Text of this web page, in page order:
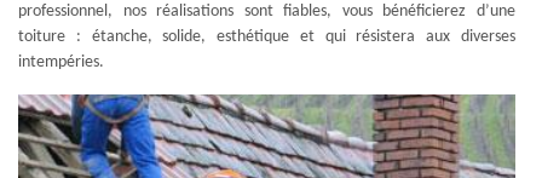
professionnel, nos réalisations sont fiables, vous bénéficierez d’une
toiture : étanche, solide, esthétique et qui résistera aux diverses
intempéries.